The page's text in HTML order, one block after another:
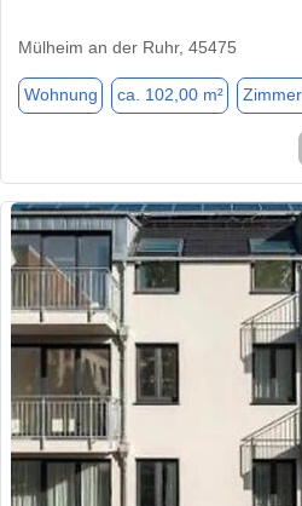
Mülheim an der Ruhr, 45475
Wohnung ca. 102,00 m²